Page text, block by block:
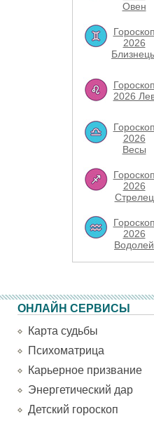
Овен
Гороскоп
2026
Гороскоп
2026
Гороскоп
2026
Весы
Гороскоп
2026
Стрелец
Гороскоп
2026
Водолей
ОНЛАЙН СЕРВИСЫ
Карта судьбы
Психоматрица
Карьерное призвание
Энергетический дар
Детский гороскоп